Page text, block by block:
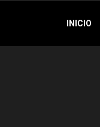
INICIO